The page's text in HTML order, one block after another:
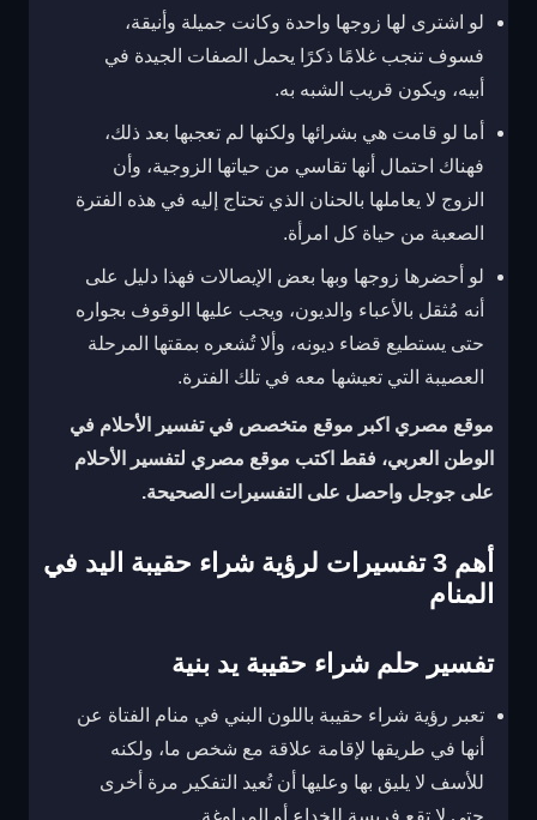
لو اشترى لها زوجها واحدة وكانت جميلة وأنيقة،
فسوف تنجب غلامًا ذكرًا يحمل الصفات الجيدة في
أبيه، ويكون قريب الشبه به.
أما لو قامت هي بشرائها ولكنها لم تعجبها بعد ذلك،
فهناك احتمال أنها تقاسي من حياتها الزوجية، وأن
الزوج لا يعاملها بالحنان الذي تحتاج إليه في هذه الفترة
الصعبة من حياة كل امرأة.
لو أحضرها زوجها وبها بعض الإيصالات فهذا دليل على
أنه مُثقل بالأعباء والديون، ويجب عليها الوقوف بجواره
حتى يستطيع قضاء ديونه، وألا تُشعره بمقتها المرحلة
العصيبة التي تعيشها معه في تلك الفترة.
موقع مصري اكبر موقع متخصص في تفسير الأحلام في
الوطن العربي، فقط اكتب موقع مصري لتفسير الأحلام
على جوجل واحصل على التفسيرات الصحيحة.
أهم 3 تفسيرات لرؤية شراء حقيبة اليد في
المنام
تفسير حلم شراء حقيبة يد بنية
تعبر رؤية شراء حقيبة باللون البني في منام الفتاة عن
أنها في طريقها لإقامة علاقة مع شخص ما، ولكنه
للأسف لا يليق بها وعليها أن تُعيد التفكير مرة أخرى
حتى لا تقع فريسة للخداع أو المراوغة.